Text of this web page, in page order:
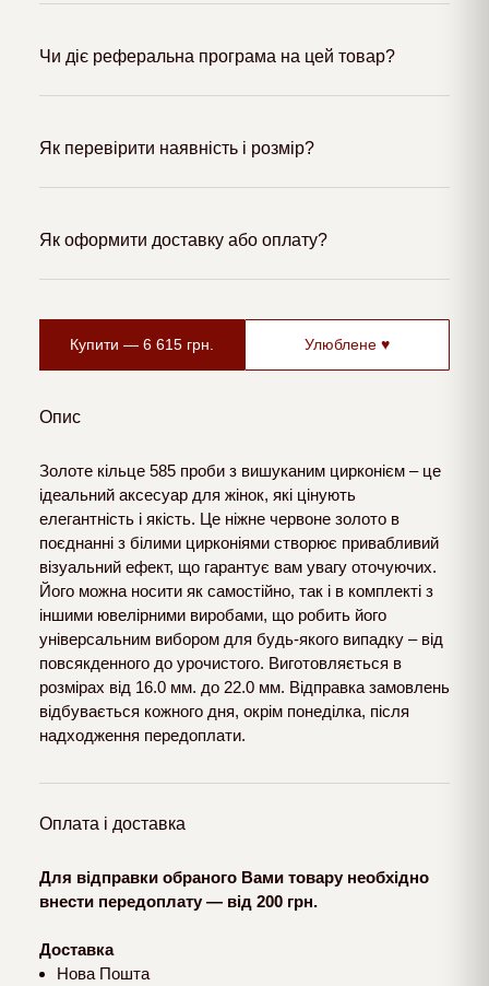
Чи діє реферальна програма на цей товар?
Як перевірити наявність і розмір?
Як оформити доставку або оплату?
Купити — 6 615 грн. Улюблене ♥
Опис
Золоте кільце 585 проби з вишуканим цирконієм – це
ідеальний аксесуар для жінок, які цінують
елегантність і якість. Це ніжне червоне золото в
поєднанні з білими цирконіями створює привабливий
візуальний ефект, що гарантує вам увагу оточуючих.
Його можна носити як самостійно, так і в комплекті з
іншими ювелірними виробами, що робить його
універсальним вибором для будь-якого випадку – від
повсякденного до урочистого. Виготовляється в
розмірах від 16.0 мм. до 22.0 мм. Відправка замовлень
відбувається кожного дня, окрім понеділка, після
надходження передоплати.
Оплата і доставка
Для відправки обраного Вами товару необхідно
внести передоплату — від 200 грн.
Доставка
Нова Пошта